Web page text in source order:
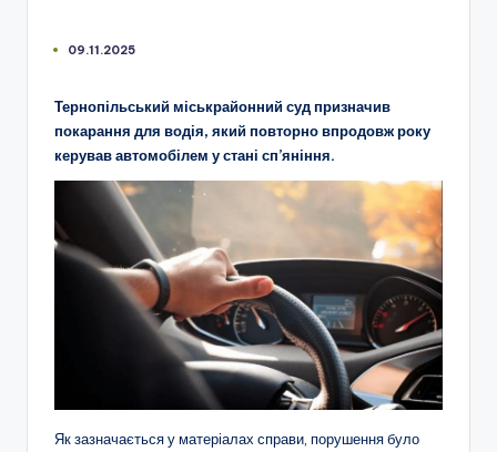
09.11.2025
Тернопільський міськрайонний суд призначив
покарання для водія, який повторно впродовж року
керував автомобілем у стані сп’яніння.
Як зазначається у матеріалах справи, порушення було